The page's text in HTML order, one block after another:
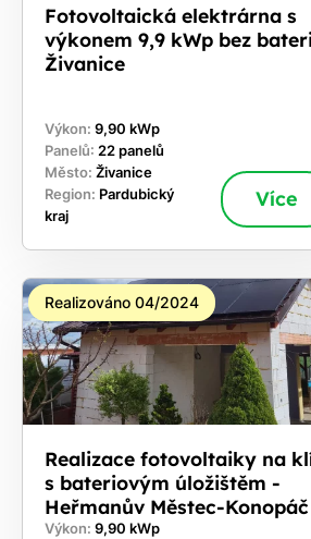
Fotovoltaická elektrárna s
výkonem 9,9 kWp bez
Živanice
Výkon: 9,90 kWp
Panelů: 22 panelů
Město: Živanice
Region: Pardubický
kraj
Více
Realizováno 04/2024
Realizace fotovoltaiky na
s bateriovým úložištěm -
Heřmanův Městec-Konopáč
Výkon: 9,90 kWp